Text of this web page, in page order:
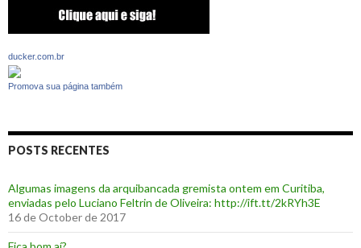
ducker.com.br
Promova sua página também
POSTS RECENTES
Algumas imagens da arquibancada gremista ontem em Curitiba,
enviadas pelo Luciano Feltrin de Oliveira: http://ift.tt/2kRYh3E
16 de October de 2017